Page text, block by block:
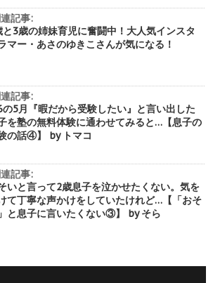
記事:
と3歳の姉妹育児に奮闘中！大人気インスタ
マー・あさのゆきこさんが気になる！
記事:
の5月『暇だから受験したい』と言い出した
を塾の無料体験に通わせてみると…【息子の
の話④】 by トマコ
記事:
いと言って2歳息子を泣かせたくない。気を
て丁寧な声かけをしていたけれど…【「おそ
と息子に言いたくない③】 by そら